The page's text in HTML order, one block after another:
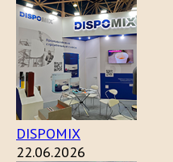
DISPOMIX
22.06.2026